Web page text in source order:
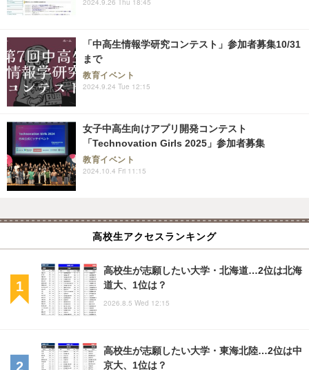
「中高生情報学研究コンテスト」参加者募集10/31
まで
教育イベント
2024.9.24 Tue 12:15
女子中高生向けアプリ開発コンテスト
「Technovation Girls 2025」参加者募集
教育イベント
2024.10.4 Fri 11:15
高校生アクセスランキング
高校生が志願したい大学・北海道…2位は北海
道大、1位は？
2026.8.5 Wed 12:15
高校生が志願したい大学・東海北陸…2位は中
京大、1位は？